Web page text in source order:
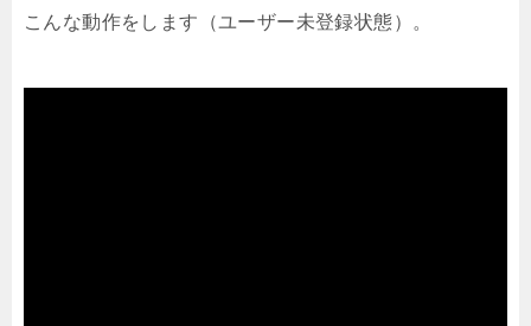
こんな動作をします（ユーザー未登録状態）。